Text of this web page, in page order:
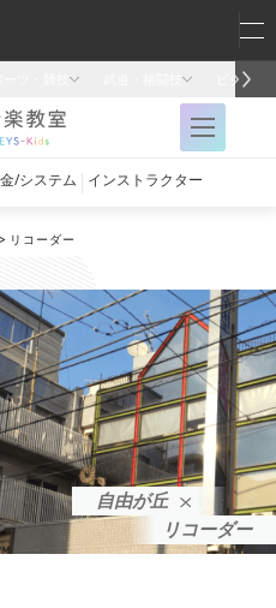
リコーダー
自由が丘
リコーダー